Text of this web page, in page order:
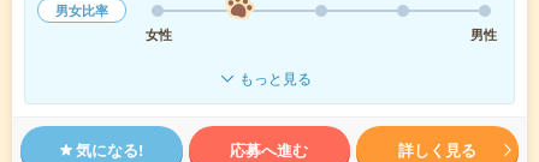
男女比率
女性
男性
もっと見る
気になる! 応募へ進む 詳しく見る